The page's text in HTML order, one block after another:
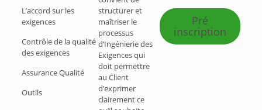
L’accord sur les
exigences
Contrôle de la qualité
des exigences
Assurance Qualité
Outils
structurer et
maîtriser le
processus
d’Ingénierie des
Exigences qui
doit permettre
au Client
d’exprimer
clairement ce
Pré
inscription